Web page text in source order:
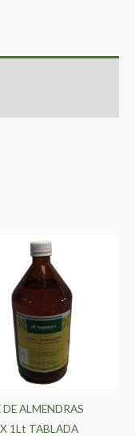
DE ALMENDRAS
1Lt TABLADA